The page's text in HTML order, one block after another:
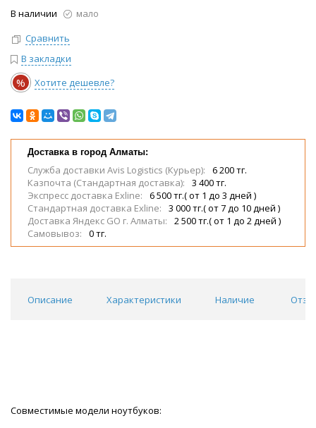
В наличии
мало
Сравнить
В закладки
% Хотите дешевле?
Доставка в город Алматы:
Служба доставки Avis Logistics (Курьер):
6 200 тг.
Казпочта (Стандартная доставка):
3 400 тг.
Экспресс доставка Exline:
6 500 тг.( от 1 до 3 дней )
Стандартная доставка Exline:
3 000 тг.( от 7 до 10 дней )
Доставка Яндекс GO г. Алматы:
2 500 тг.( от 1 до 2 дней )
Самовывоз:
0 тг.
Описание Характеристики Наличие
Совместимые модели ноутбуков: